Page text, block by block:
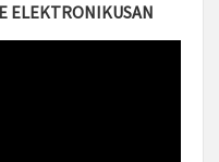
ELEKTRONIKUSAN